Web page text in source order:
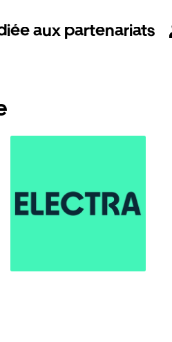
aux partenariats